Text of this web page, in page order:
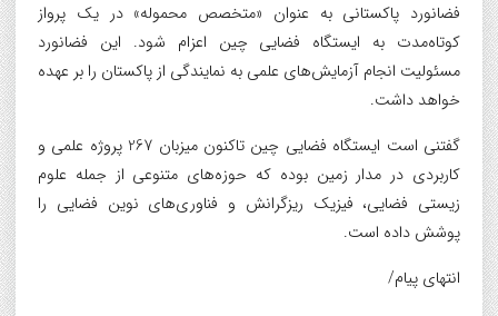
فضانورد پاکستانی به عنوان «متخصص محموله» در یک پرواز
کوتاه‌مدت به ایستگاه فضایی چین اعزام شود. این فضانورد
مسئولیت انجام آزمایش‌های علمی به نمایندگی از پاکستان را بر عهده
خواهد داشت.
گفتنی است ایستگاه فضایی چین تاکنون میزبان 267 پروژه علمی و
کاربردی در مدار زمین بوده که حوزه‌های متنوعی از جمله علوم
زیستی فضایی، فیزیک ریزگرانش و فناوری‌های نوین فضایی را
پوشش داده است.
انتهای پیام/